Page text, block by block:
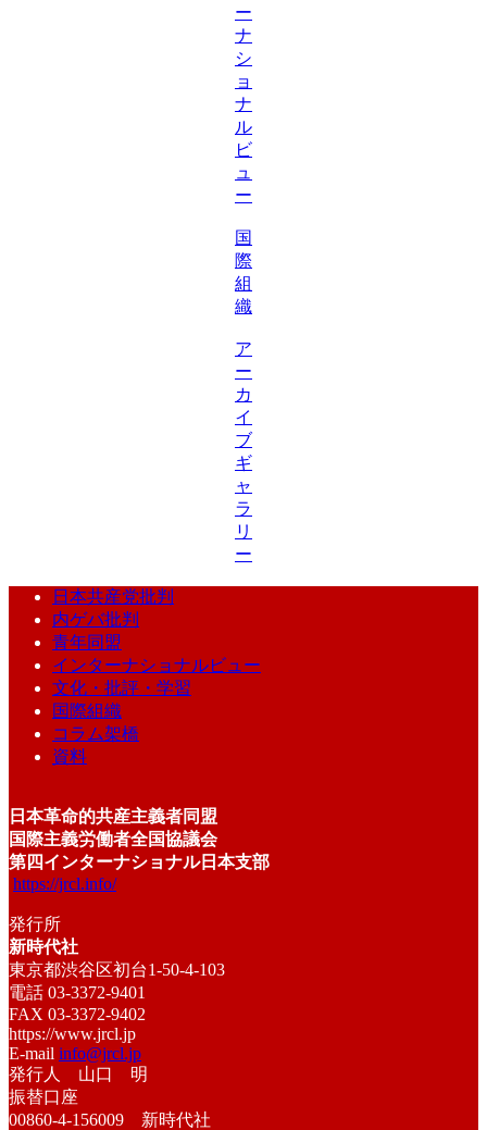
ー
ナ
シ
ョ
ナ
ル
ビ
ュ
ー
国
際
組
織
ア
ー
カ
イ
ブ
ギ
ャ
ラ
リ
ー
日本共産党批判
内ゲバ批判
青年同盟
インターナショナルビュー
文化・批評・学習
国際組織
コラム架橋
資料
日本革命的共産主義者同盟
国際主義労働者全国協議会
第四インターナショナル日本支部
https://jrcl.info/
発行所
新時代社
東京都渋谷区初台1-50-4-103
電話 03-3372-9401
FAX 03-3372-9402
https://www.jrcl.jp
E-mail info@jrcl.jp
発行人 山口 明
振替口座
00860-4-156009 新時代社